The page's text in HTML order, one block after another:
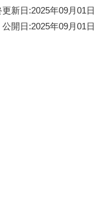
更新日:2025年09月01日
公開日:2025年09月01日